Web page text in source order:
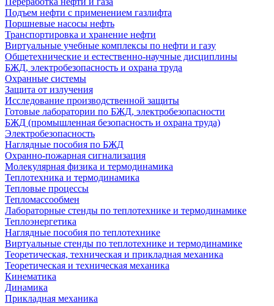
Подъем нефти с применением газлифта
Поршневые насосы нефть
Транспортировка и хранение нефти
Виртуальные учебные комплексы по нефти и газу
Общетехнические и естественно-научные дисциплины
БЖД, электробезопасность и охрана труда
Охранные системы
Защита от излучения
Исследование производственной защиты
Готовые лаборатории по БЖД, электробезопасности
БЖД (промышленная безопасность и охрана труда)
Электробезопасность
Наглядные пособия по БЖД
Охранно-пожарная сигнализация
Молекулярная физика и термодинамика
Теплотехника и термодинамика
Тепловые процессы
Тепломассообмен
Лабораторные стенды по теплотехнике и термодинамике
Теплоэнергетика
Наглядные пособия по теплотехнике
Виртуальные стенды по теплотехнике и термодинамике
Теоретическая, техническая и прикладная механика
Теоретическая и техническая механика
Кинематика
Динамика
Прикладная механика